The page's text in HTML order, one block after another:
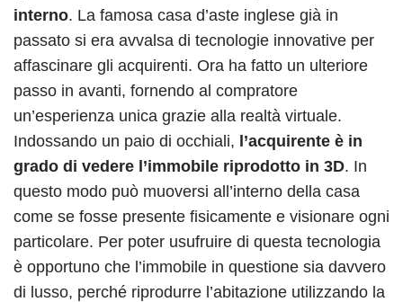
interno. La famosa casa d’aste inglese già in
passato si era avvalsa di tecnologie innovative per
affascinare gli acquirenti. Ora ha fatto un ulteriore
passo in avanti, fornendo al compratore
un’esperienza unica grazie alla realtà virtuale.
Indossando un paio di occhiali, l’acquirente è in
grado di vedere l’immobile riprodotto in 3D. In
questo modo può muoversi all’interno della casa
come se fosse presente fisicamente e visionare ogni
particolare. Per poter usufruire di questa tecnologia
è opportuno che l’immobile in questione sia davvero
di lusso, perché riprodurre l’abitazione utilizzando la